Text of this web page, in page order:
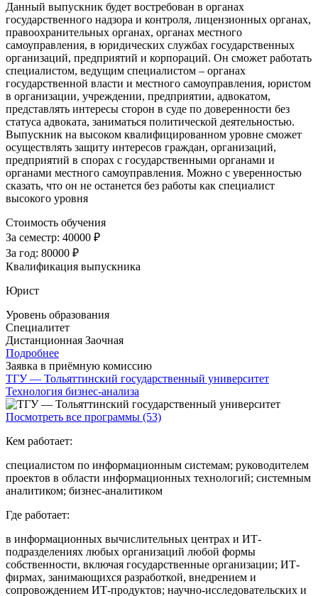
Данный выпускник будет востребован в органах
государственного надзора и контроля, лицензионных органах,
правоохранительных органах, органах местного
самоуправления, в юридических службах государственных
организаций, предприятий и корпораций. Он сможет работать
специалистом, ведущим специалистом – органах
государственной власти и местного самоуправления, юристом
в организации, учреждении, предприятии, адвокатом,
представлять интересы сторон в суде по доверенности без
статуса адвоката, заниматься политической деятельностью.
Выпускник на высоком квалифицированном уровне сможет
осуществлять защиту интересов граждан, организаций,
предприятий в спорах с государственными органами и
органами местного самоуправления. Можно с уверенностью
сказать, что он не останется без работы как специалист
высокого уровня
Стоимость обучения
За семестр: 40000 ₽
За год: 80000 ₽
Квалификация выпускника
Юрист
Уровень образования
Специалитет
Дистанционная Заочная
Подробнее
Заявка в приёмную комиссию
ТГУ — Тольяттинский государственный университет
Технология бизнес-анализа
Посмотреть все программы (53)
Кем работает:
специалистом по информационным системам; руководителем
проектов в области информационных технологий; системным
аналитиком; бизнес-аналитиком
Где работает:
в информационных вычислительных центрах и ИТ-
подразделениях любых организаций любой формы
собственности, включая государственные организации; ИТ-
фирмах, занимающихся разработкой, внедрением и
сопровождением ИТ-продуктов; научно-исследовательских и